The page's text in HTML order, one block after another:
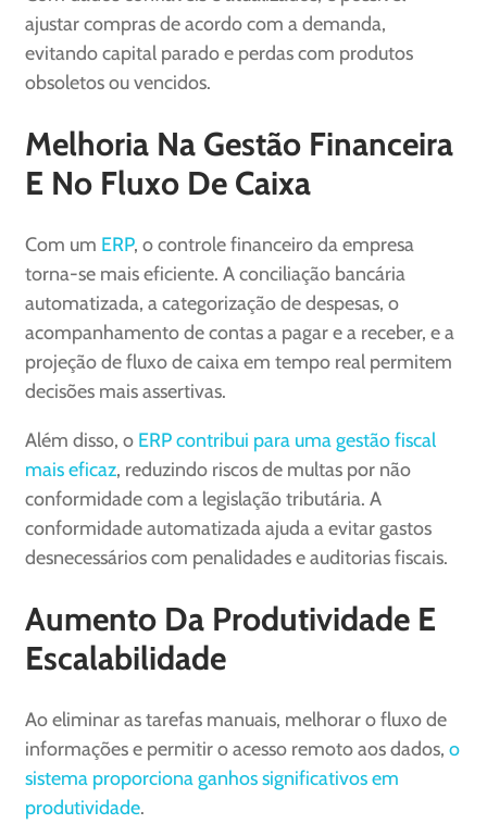
ajustar compras de acordo com a demanda,
evitando capital parado e perdas com produtos
obsoletos ou vencidos.
Melhoria Na Gestão Financeira
E No Fluxo De Caixa
Com um ERP, o controle financeiro da empresa
torna-se mais eficiente. A conciliação bancária
automatizada, a categorização de despesas, o
acompanhamento de contas a pagar e a receber, e a
projeção de fluxo de caixa em tempo real permitem
decisões mais assertivas.
Além disso, o ERP contribui para uma gestão fiscal
mais eficaz, reduzindo riscos de multas por não
conformidade com a legislação tributária. A
conformidade automatizada ajuda a evitar gastos
desnecessários com penalidades e auditorias fiscais.
Aumento Da Produtividade E
Escalabilidade
Ao eliminar as tarefas manuais, melhorar o fluxo de
informações e permitir o acesso remoto aos dados, o
sistema proporciona ganhos significativos em
produtividade.